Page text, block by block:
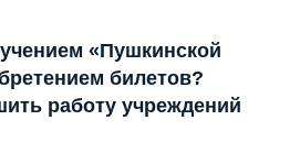
«Пушкинской
билетов?
работу учреждений